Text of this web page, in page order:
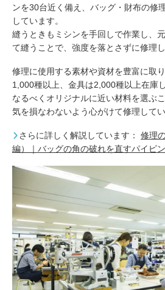
ンを30台近く備え、バッグ・財布の修
しています。
縫うときもミシンを手回しで作業し、
て縫うことで、強度を落とさずに修理し
修理に使用する素材や資材を豊富に取
1,000種以上、金具は2,000種以上在庫
なるべくオリジナルに近い材料を選ぶ
気を損なわないよう心がけて修理してい
さらに詳しく解説しています： 修理
編）｜バッグの角の破れを直すパイピ